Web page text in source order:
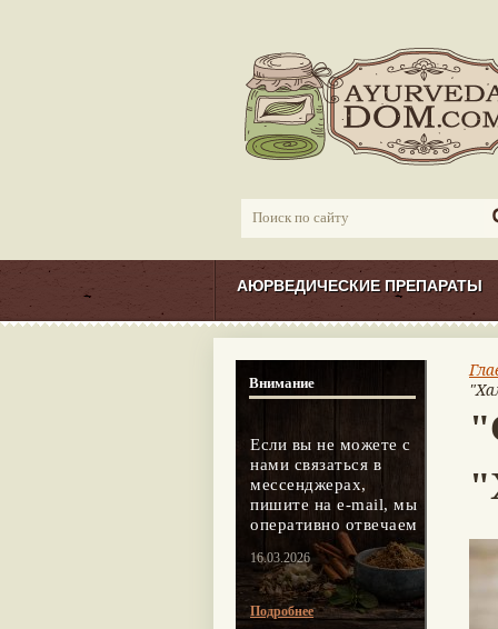
АЮРВЕДИЧЕСКИЕ ПРЕПАРАТЫ
Внимание
Если вы не можете с
нами связаться в
мессенджерах,
пишите на e-mail, мы
оперативно отвечаем
16.03.2026
Подробнее